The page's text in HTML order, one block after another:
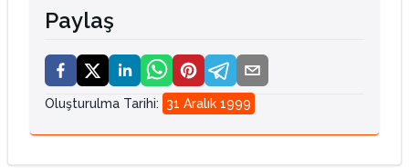
Paylaş
Oluşturulma Tarihi: 31 Aralık 1999